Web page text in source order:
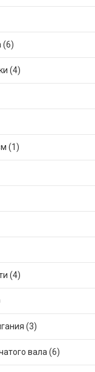
(6)
(4)
(1)
(4)
(3)
вала (6)